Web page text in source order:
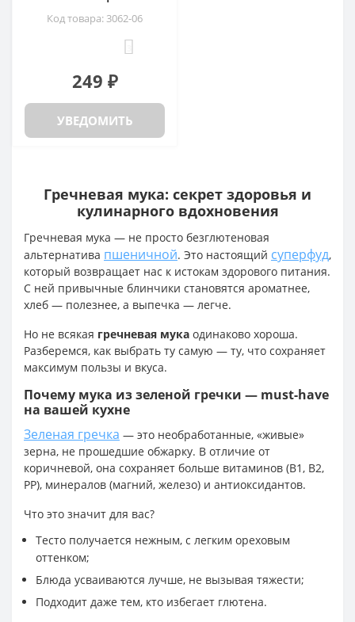
Код товара: 3062-06
249 ₽
УВЕДОМИТЬ
Гречневая мука: секрет здоровья и
кулинарного вдохновения
Гречневая мука — не просто безглютеновая
альтернатива пшеничной. Это настоящий суперфуд,
который возвращает нас к истокам здорового питания.
С ней привычные блинчики становятся ароматнее,
хлеб — полезнее, а выпечка — легче.
Но не всякая гречневая мука одинаково хороша.
Разберемся, как выбрать ту самую — ту, что сохраняет
максимум пользы и вкуса.
Почему мука из зеленой гречки — must-have
на вашей кухне
Зеленая гречка — это необработанные, «живые»
зерна, не прошедшие обжарку. В отличие от
коричневой, она сохраняет больше витаминов (В1, В2,
РР), минералов (магний, железо) и антиоксидантов.
Что это значит для вас?
Тесто получается нежным, с легким ореховым
оттенком;
Блюда усваиваются лучше, не вызывая тяжести;
Подходит даже тем, кто избегает глютена.